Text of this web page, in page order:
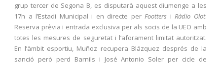
grup tercer de Segona B, es disputarà aquest diumenge a les
17h a l’Estadi Municipal i en directe perFootters i Ràdio Olot.
Reserva prèvia i entrada exclusiva per als socis de la UEO amb
totes les mesures de seguretat i l’aforament limitat autoritzat.
En l’àmbit esportiu, Muñoz recupera Blázquez després de la
sanció però perd Barnils i José Antonio Soler per cicle de